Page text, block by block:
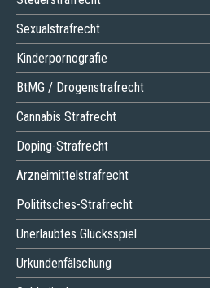
Sexualstrafrecht
Kinderpornografie
BtMG / Drogenstrafrecht
Cannabis Strafrecht
Doping-Strafrecht
Arzneimittelstrafrecht
Polititsches-Strafrecht
Unerlaubtes Glücksspiel
Urkundenfälschung